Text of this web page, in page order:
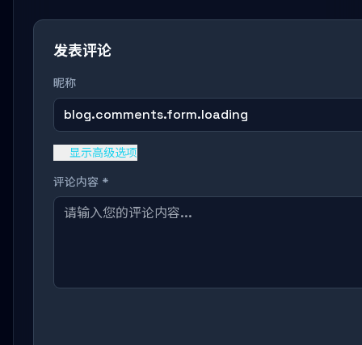
发表评论
昵称
blog.comments.form.loading
显示高级选项
评论内容 *